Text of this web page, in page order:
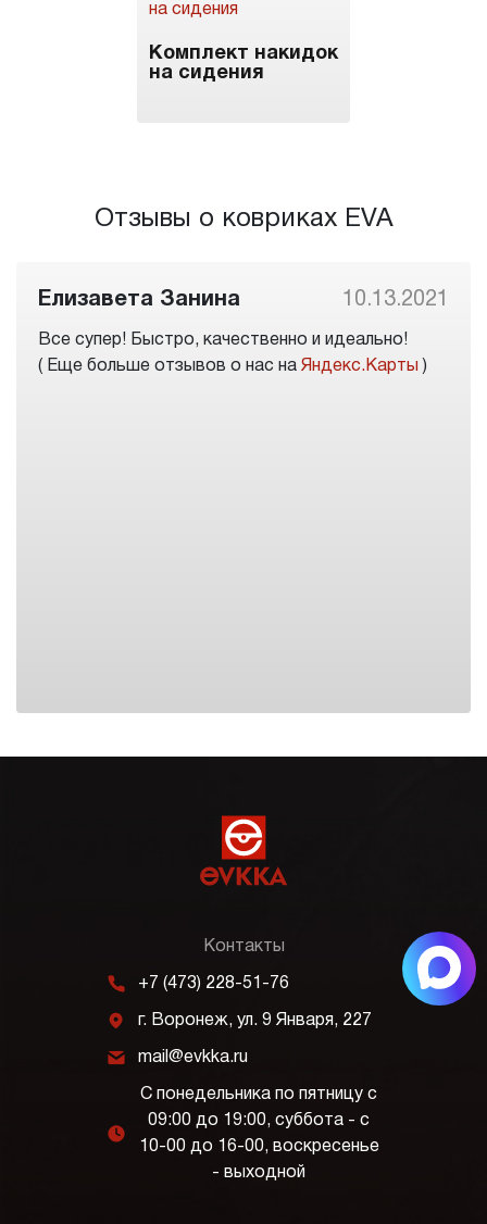
Комплект накидок
на сидения
Отзывы о ковриках EVA
Елизавета Занина 10.13.2021
Все супер! Быстро, качественно и идеально!
( Еще больше отзывов о нас на Яндекс.Карты )
Контакты
m +7 (473) 228-51-76
j г. Воронеж, ул. 9 Января, 227
k mail@evkka.ru
l
С понедельника по пятницу с
09:00 до 19:00, суббота - с
10-00 до 16-00, воскресенье
- выходной